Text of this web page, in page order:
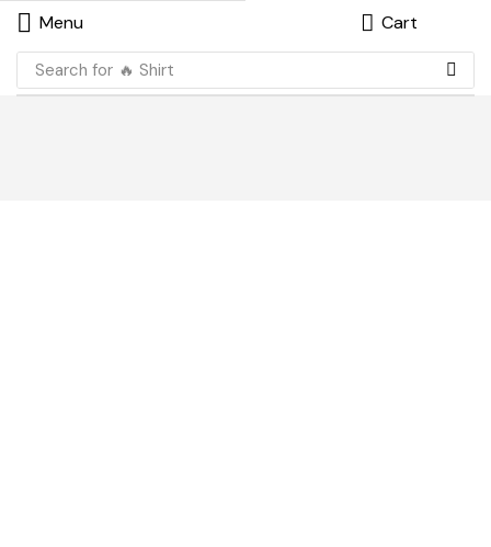
Menu Cart
Search for 🔥 Shirt